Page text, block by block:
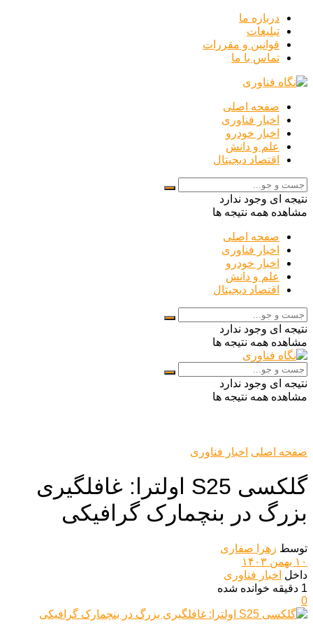
درباره ما
تبلیغات
قوانین و مقررات
تماس با ما
صفحه اصلی
اخبار فناوری
اخبار خودرو
علم و دانش
اقتصاد دیجیتال
نتیجه ای وجود ندارد
مشاهده همه نتیجه ها
صفحه اصلی
اخبار فناوری
اخبار خودرو
علم و دانش
اقتصاد دیجیتال
نتیجه ای وجود ندارد
مشاهده همه نتیجه ها
نتیجه ای وجود ندارد
مشاهده همه نتیجه ها
صفحه اصلی اخبار فناوری
گلکسی S25 اولترا: غافلگیری
بزرگ در بنچمارک گرافیکی
توسط زهرا صفاری
۱۰ بهمن ۱۴۰۳
داخل اخبار فناوری
1 دقیقه خوانده شده
0